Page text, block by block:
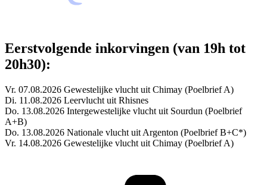
Eerstvolgende inkorvingen (van 19h tot
20h30):
Vr. 07.08.2026 Gewestelijke vlucht uit Chimay (Poelbrief A)
Di. 11.08.2026 Leervlucht uit Rhisnes
Do. 13.08.2026 Intergewestelijke vlucht uit Sourdun (Poelbrief
A+B)
Do. 13.08.2026 Nationale vlucht uit Argenton (Poelbrief B+C*)
Vr. 14.08.2026 Gewestelijke vlucht uit Chimay (Poelbrief A)